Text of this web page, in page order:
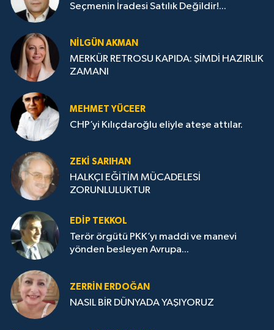
Seçmenin İradesi Satılık Değildir!...
NILGÜN AKMAN
MERKÜR RETROSU KAPIDA: ŞİMDİ HAZIRLIK
ZAMANI
MEHMET YÜCEER
CHP’yi Kılıçdaroğlu eliyle ateşe attılar.
ZEKI SARIHAN
HALKÇI EĞİTİM MÜCADELESİ
ZORUNLULUKTUR
EDIP TEKKOL
Terör örgütü PKK’yı maddi ve manevi
yönden besleyen Avrupa...
ZERRIN ERDOĞAN
NASIL BİR DÜNYADA YAŞIYORUZ